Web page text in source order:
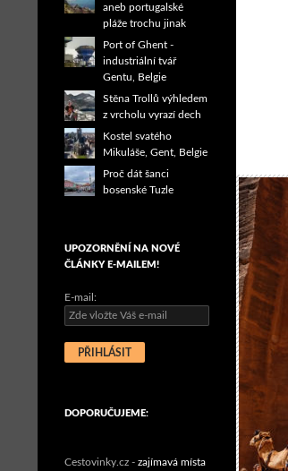
aneb portugalské
pláže trochu jinak
Port of Ghent -
industriální tvář
Gentu, Belgie
Stěna Trollů výhledem
z vrcholu vyrazí dech
Kostel svatého
Mikuláše, Gent, Belgie
Proč dát šanci
bosenské Tuzle
UPOZORNĚNÍ NA NOVÉ
ČLÁNKY E-MAILEM!
E-mail:
DOPORUČUJEME:
Cestovinky.cz - zajímavá místa